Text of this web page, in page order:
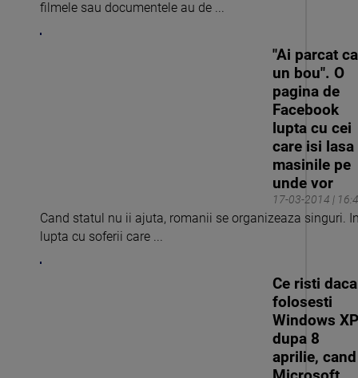
filmele sau documentele au de ...
17-03-2014 |
"Ai parcat ca
un bou". O
pagina de
Facebook
lupta cu cei
care isi lasa
masinile pe
unde vor
Cand statul nu ii ajuta, romanii se organizeaza singuri.
lupta cu soferii care ...
Ce risti daca
folosesti
Windows XP
dupa 8
aprilie, cand